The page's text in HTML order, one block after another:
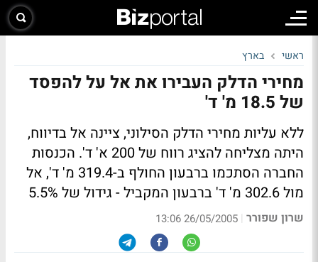
ראשי בארץ
מחירי הדלק העבירו את אל על להפסד
של 18.5 מ' ד'
ללא עליות מחירי הדלק הסילוני, ציינה אל בדיווח,
היתה מצליחה להציג רווח של 200 א' ד'. הכנסות
החברה הסתכמו ברבעון החולף ב-319.4 מ' ד', אל
מול 302.6 מ' ד' ברבעון המקביל - גידול של 5.5%
שרון שפורר |
26/05/2005 13:06